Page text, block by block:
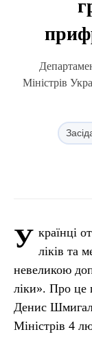
Міністрів
У країнці
ліків та
невеликою
ліки». Про це
Денис
Міністрів 4